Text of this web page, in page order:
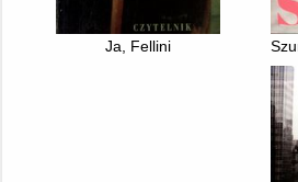
Ja, Fellini